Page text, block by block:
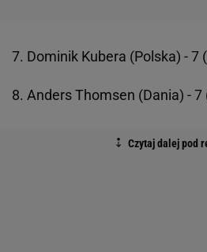
7. Dominik Kubera (Polska) - 7
8. Anders Thomsen (Dania) - 7